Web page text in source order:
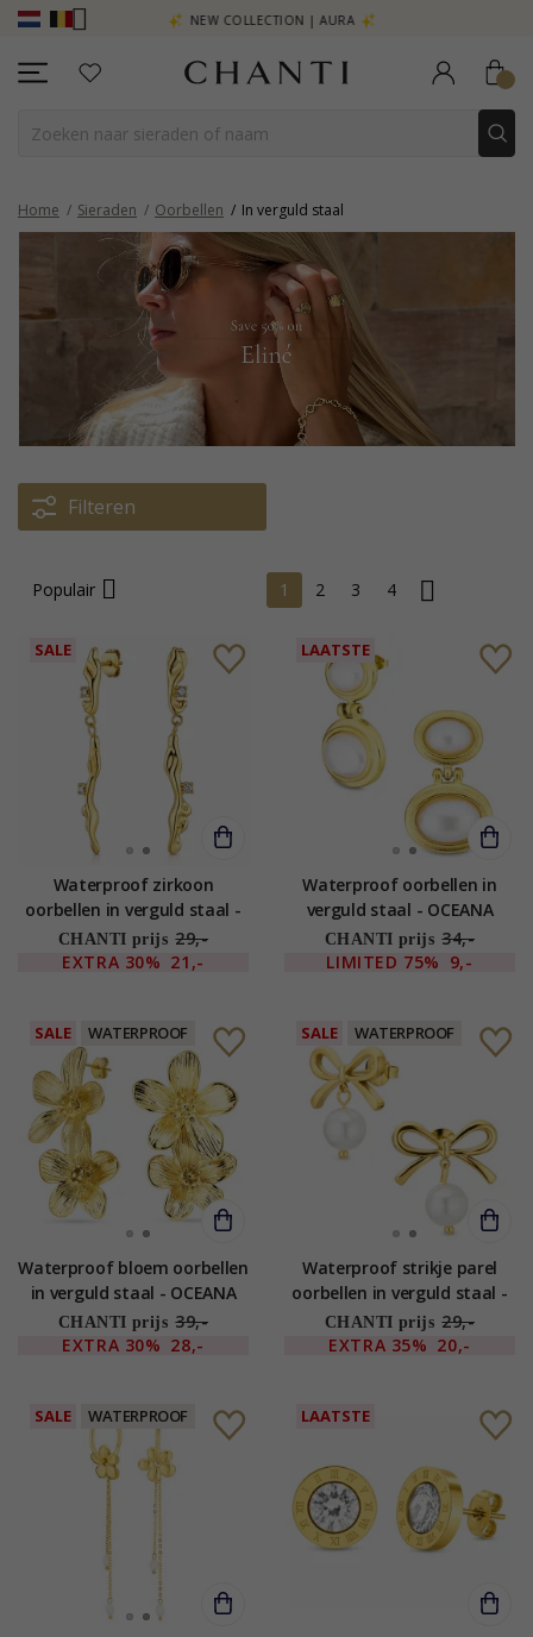
- KLIK HIER NEW COLLECTION | AURA
Home Sieraden Oorbellen In verguld staal
Filteren
Populair 1 2 3 4
SALE
Waterproof zirkoon
oorbellen in verguld staal -
OCEANA
CHANTI prijs 29,-
EXTRA 30% 21,-
LAATSTE
Waterproof oorbellen in
verguld staal - OCEANA
CHANTI prijs 34,-
LIMITED 75% 9,-
SALE WATERPROOF
Waterproof bloem oorbellen
in verguld staal - OCEANA
CHANTI prijs 39,-
EXTRA 30% 28,-
SALE WATERPROOF
Waterproof strikje parel
oorbellen in verguld staal -
OCEANA
CHANTI prijs 29,-
EXTRA 35% 20,-
SALE WATERPROOF LAATSTE